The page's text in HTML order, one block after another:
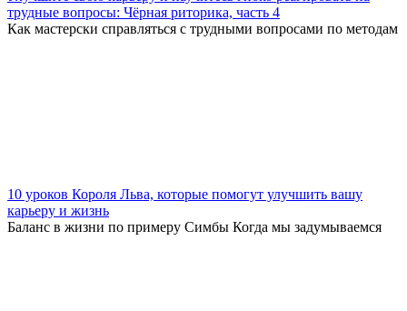
трудные вопросы: Чёрная риторика, часть 4
Как мастерски справляться с трудными вопросами по методам
10 уроков Короля Льва, которые помогут улучшить вашу
карьеру и жизнь
Баланс в жизни по примеру Симбы Когда мы задумываемся